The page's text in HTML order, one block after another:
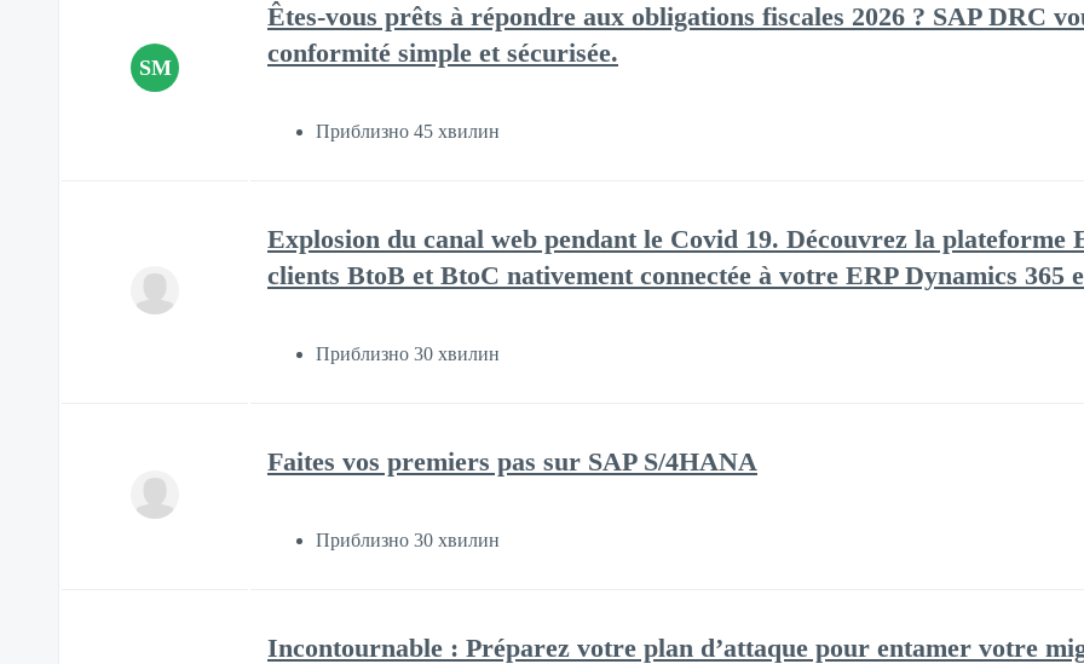
SM
Êtes-vous prêts à répondre aux obligations fiscales 2026 ? SAP DRC
conformité simple et sécurisée.
Приблизно 45 хвилин
Explosion du canal web pendant le Covid 19. Découvrez la plateforme
clients BtoB et BtoC nativement connectée à votre ERP Dynamics 365
Приблизно 30 хвилин
Faites vos premiers pas sur SAP S/4HANA
Приблизно 30 хвилин
Incontournable : Préparez votre plan d’attaque pour entamer votre